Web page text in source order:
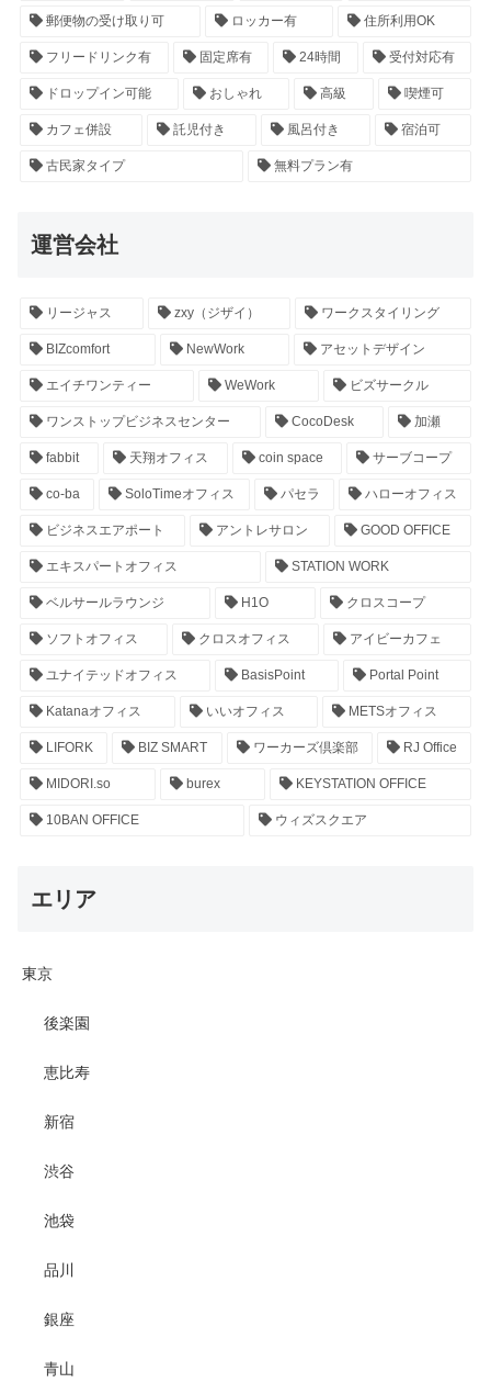
郵便物の受け取り可 ロッカー有 住所利用OK
フリードリンク有 固定席有 24時間 受付対応有
ドロップイン可能 おしゃれ 高級 喫煙可
カフェ併設 託児付き 風呂付き 宿泊可
古民家タイプ 無料プラン有
運営会社
リージャス zxy（ジザイ） ワークスタイリング
BIZcomfort NewWork アセットデザイン
エイチワンティー WeWork ビズサークル
ワンストップビジネスセンター CocoDesk 加瀬
fabbit 天翔オフィス coin space サーブコープ
co-ba SoloTimeオフィス パセラ ハローオフィス
ビジネスエアポート アントレサロン GOOD OFFICE
エキスパートオフィス STATION WORK
ベルサールラウンジ H1O クロスコープ
ソフトオフィス クロスオフィス アイビーカフェ
ユナイテッドオフィス BasisPoint Portal Point
Katanaオフィス いいオフィス METSオフィス
LIFORK BIZ SMART ワーカーズ倶楽部 RJ Office
MIDORI.so burex KEYSTATION OFFICE
10BAN OFFICE ウィズスクエア
エリア
東京
後楽園
恵比寿
新宿
渋谷
池袋
品川
銀座
青山